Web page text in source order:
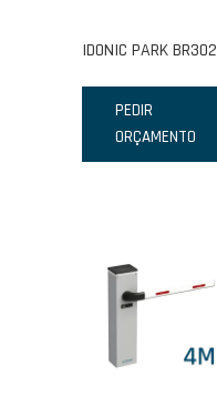
IDONIC PARK BR302
PEDIR
ORÇAMENTO